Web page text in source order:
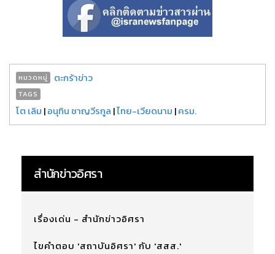
หมวดหมู่ ตะกร้าข่าว
TAGS
โต เลิม |อนุทิน ชาญวีรกูล |ไทย-เวียดนาม |ครม.
สำนักข่าวอิศรา
เรื่องเด่น - สำนักข่าวอิศรา
ไขคำตอบ 'สถาบันอิศรา' กับ 'สสส.'